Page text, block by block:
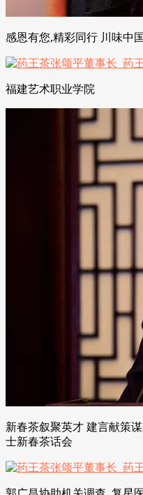
感恩有您,精彩同行 川味中
福建艺术职业学院
新春茶叙聚英才 建言献策
士新春茶话会